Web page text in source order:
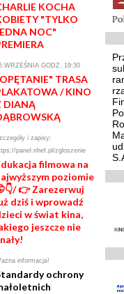
KOCHA
"TYLKO
NOC"
WRZEŚNIA GODZ. 19:30
TRASA
/ KINO
DIANĄ
i zapisy:
panel.nhef.pl/zgloszenie
filmowa na
poziomie
👉 Zarezerwuj
dziś i wprowadź
w świat kina,
jeszcze nie
informacja!
ochrony